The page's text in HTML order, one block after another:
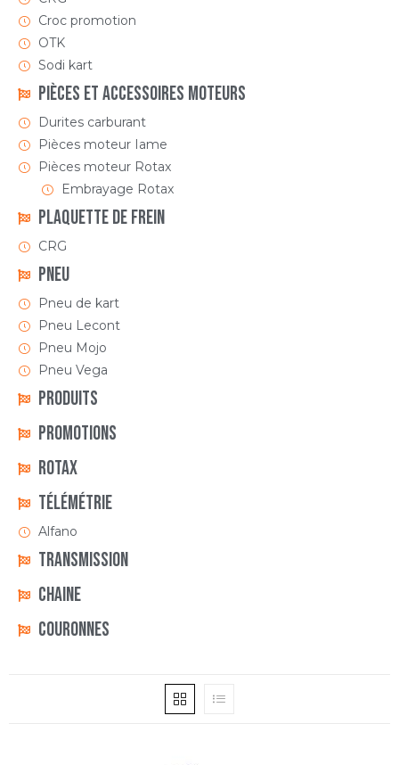
Croc promotion
OTK
Sodi kart
Pièces et accessoires moteurs
Durites carburant
Pièces moteur Iame
Pièces moteur Rotax
Embrayage Rotax
Plaquette de frein
CRG
Pneu
Pneu de kart
Pneu Lecont
Pneu Mojo
Pneu Vega
Produits
Promotions
Rotax
Télémétrie
Alfano
Transmission
Chaine
Couronnes